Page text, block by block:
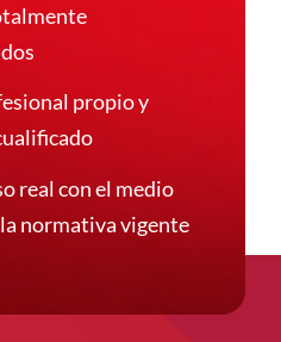
propio y
real con el medio
normativa vigente